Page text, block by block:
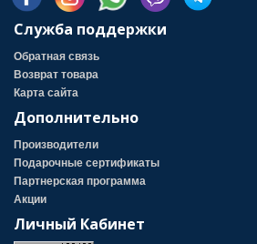
Служба поддержки
Обратная связь
Возврат товара
Карта сайта
Дополнительно
Производители
Подарочные сертификаты
Партнерская программа
Акции
Личный Кабинет